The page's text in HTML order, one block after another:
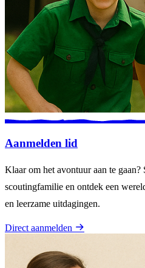
Aanmelden lid
Klaar om het avontuur aan te
scoutingfamilie en ontdek een
en leerzame uitdagingen.
Direct aanmelden